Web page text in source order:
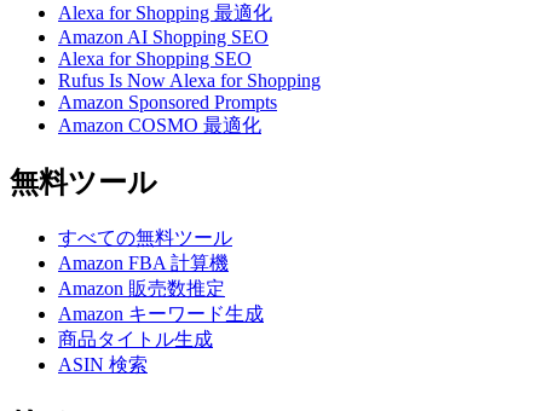
Alexa for Shopping 最適化
Amazon AI Shopping SEO
Alexa for Shopping SEO
Rufus Is Now Alexa for Shopping
Amazon Sponsored Prompts
Amazon COSMO 最適化
無料ツール
すべての無料ツール
Amazon FBA 計算機
Amazon 販売数推定
Amazon キーワード生成
商品タイトル生成
ASIN 検索